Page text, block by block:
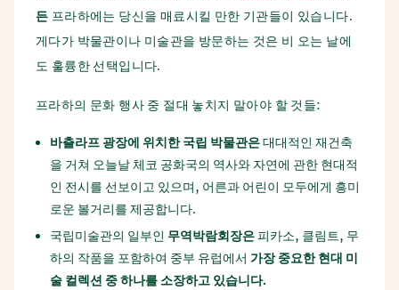
든 프라하에는 당신을 매료시킬 만한 기관들이 있습니다.
게다가 박물관이나 미술관을 방문하는 것은 비 오는 날에
도 훌륭한 선택입니다.
프라하의 문화 행사 중 절대 놓치지 말아야 할 것들:
바츨라프 광장에 위치한 국립 박물관은대대적인 재건축
을 거쳐 오늘날 체코 공화국의 역사와 자연에 관한 현대적
인 전시를 선보이고 있으며, 어른과 어린이 모두에게 흥미
로운 볼거리를 제공합니다.
국립미술관의 일부인 무역박람회장은피카소, 클림트, 무
하의 작품을 포함하여 중부 유럽에서 가장 중요한 현대 미
술 컬렉션 중하나를 소장하고 있습니다.